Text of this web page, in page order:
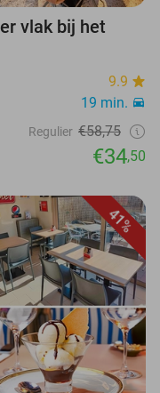
vlak bij het
9.9
19 min.
Regulier €58,75
€34,50
41%